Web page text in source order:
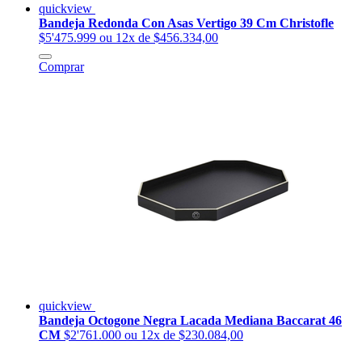
quickview
Bandeja Redonda Con Asas Vertigo 39 Cm Christofle
$5'475.999 ou 12x de $456.334,00
Comprar
quickview
Bandeja Octogone Negra Lacada Mediana Baccarat 46
CM $2'761.000 ou 12x de $230.084,00